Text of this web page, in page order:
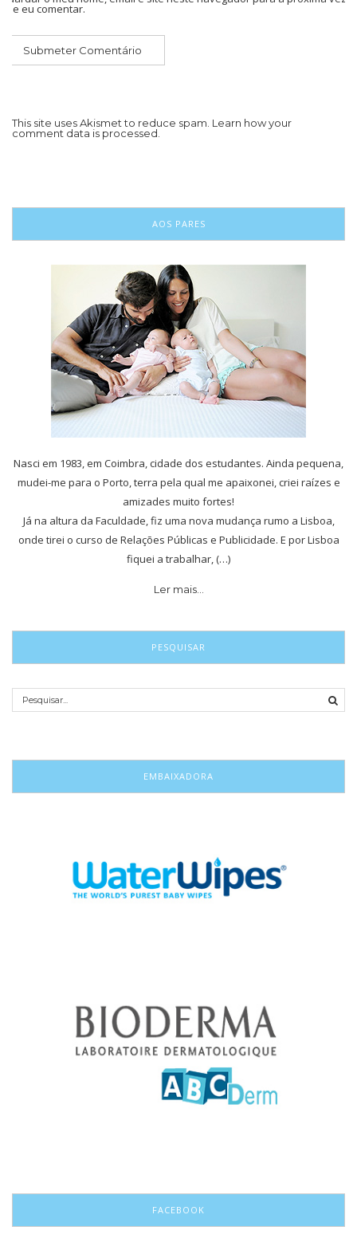
que eu comentar.
This site uses Akismet to reduce spam. Learn how your
comment data is processed.
AOS PARES
Nasci em 1983, em Coimbra, cidade dos estudantes. Ainda pequena,
mudei-me para o Porto, terra pela qual me apaixonei, criei raízes e
amizades muito fortes!
Já na altura da Faculdade, fiz uma nova mudança rumo a Lisboa,
onde tirei o curso de Relações Públicas e Publicidade. E por Lisboa
fiquei a trabalhar, (…)
Ler mais…
PESQUISAR
EMBAIXADORA
FACEBOOK